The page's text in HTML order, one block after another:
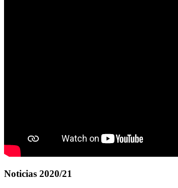
Noticias 2020/21